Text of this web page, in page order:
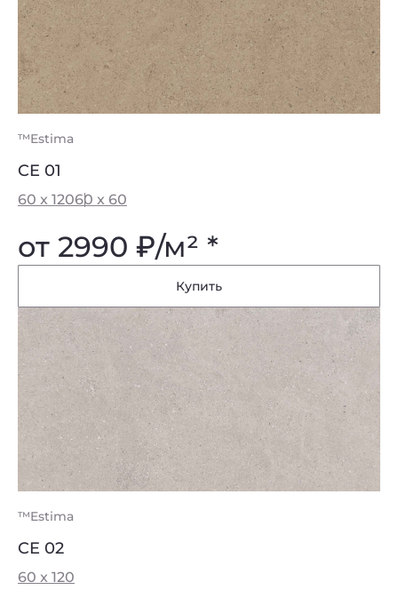
™Estima
CE 01
60 x 12060 x 60
от 2990 ₽/м² *
Купить
™Estima
CE 02
60 x 120